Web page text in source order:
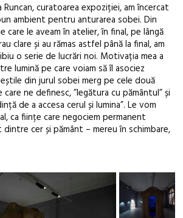
Runcan, curatoarea expoziției, am încercat
ambient pentru anturarea sobei. Din
le aveam în atelier, în final, pe lângă
clare și au rămas astfel până la final, am
o serie de lucrări noi. Motivația mea a
lumină pe care voiam să îl asociez
din jurul sobei merg pe cele două
ne definesc, ”legătura cu pământul” și
de a accesa cerul și lumina”. Le vom
ca ființe care negociem permanent
cer și pământ – mereu în schimbare,